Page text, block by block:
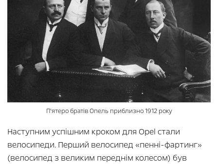
П’ятеро братів Опель приблизно 1912 року
Наступним успішним кроком для Opel стали
велосипеди. Перший велосипед «пенні-фартинг»
(велосипед з великим переднім колесом) був